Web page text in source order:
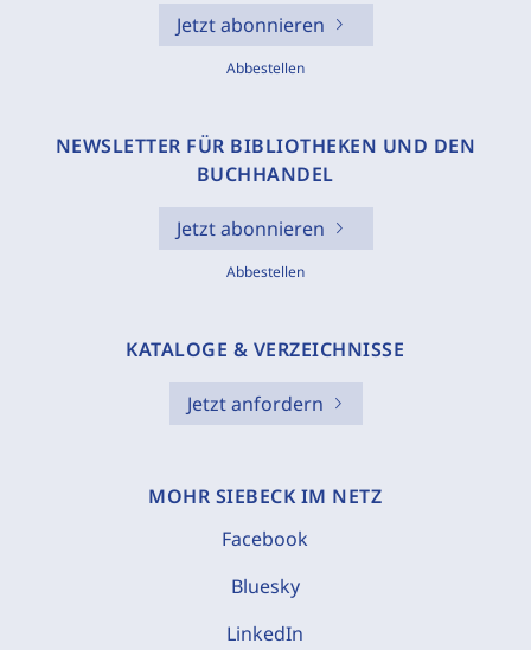
Jetzt abonnieren
Abbestellen
NEWSLETTER FÜR BIBLIOTHEKEN UND DEN
BUCHHANDEL
Jetzt abonnieren
Abbestellen
KATALOGE & VERZEICHNISSE
Jetzt anfordern
MOHR SIEBECK IM NETZ
Facebook
Bluesky
LinkedIn